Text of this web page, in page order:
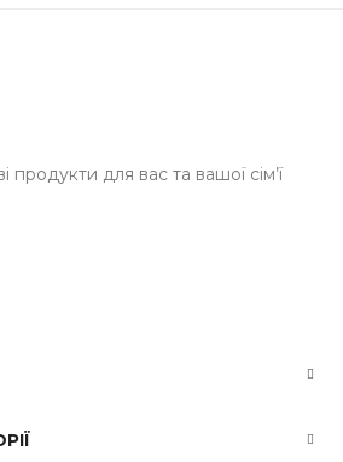
продукти для вас та вашої сім’ї